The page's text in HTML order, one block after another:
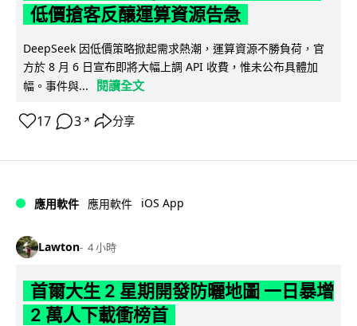
低價搶客反釀運算資源告急
DeepSeek 因低價策略掀起需求熱潮，運算資源不勝負荷，官
方於 8 月 6 日宣布即將大幅上調 API 收費，惟未公布具體加
幅。事件與...
閱讀全文
17 3 ↗ 分享
應用軟件 應用軟件 iOS App
Lawton 4 小時
首爾大生 2 星期開發防曬地圖 一日暴增
2 萬人下載衝榜首